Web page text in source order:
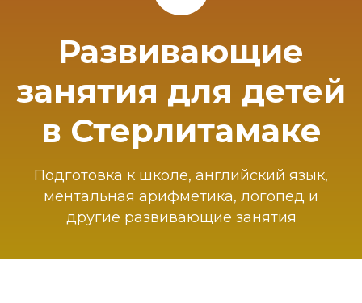
Развивающие
занятия для детей
в Стерлитамаке
Подготовка к школе, английский язык,
ментальная арифметика, логопед и
другие развивающие занятия